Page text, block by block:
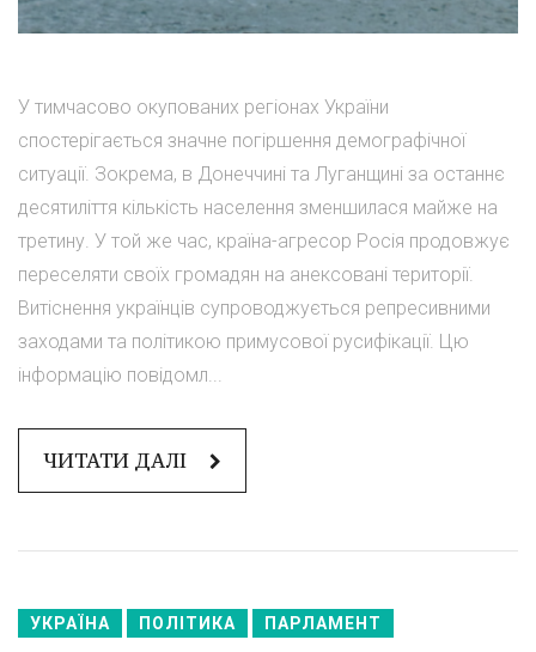
У тимчасово окупованих регіонах України
спостерігається значне погіршення демографічної
ситуації. Зокрема, в Донеччині та Луганщині за останнє
десятиліття кількість населення зменшилася майже на
третину. У той же час, країна-агресор Росія продовжує
переселяти своїх громадян на анексовані території.
Витіснення українців супроводжується репресивними
заходами та політикою примусової русифікації. Цю
інформацію повідомл...
ЧИТАТИ ДАЛІ
УКРАЇНА ПОЛІТИКА ПАРЛАМЕНТ